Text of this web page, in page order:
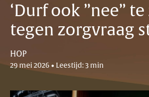
‘Durf ook ”nee”
tegen zorgvraag
HOP
29 mei 2026 • Leestijd: 3 min